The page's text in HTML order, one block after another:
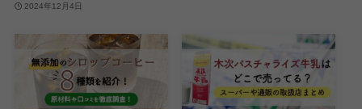
2024年12月4日